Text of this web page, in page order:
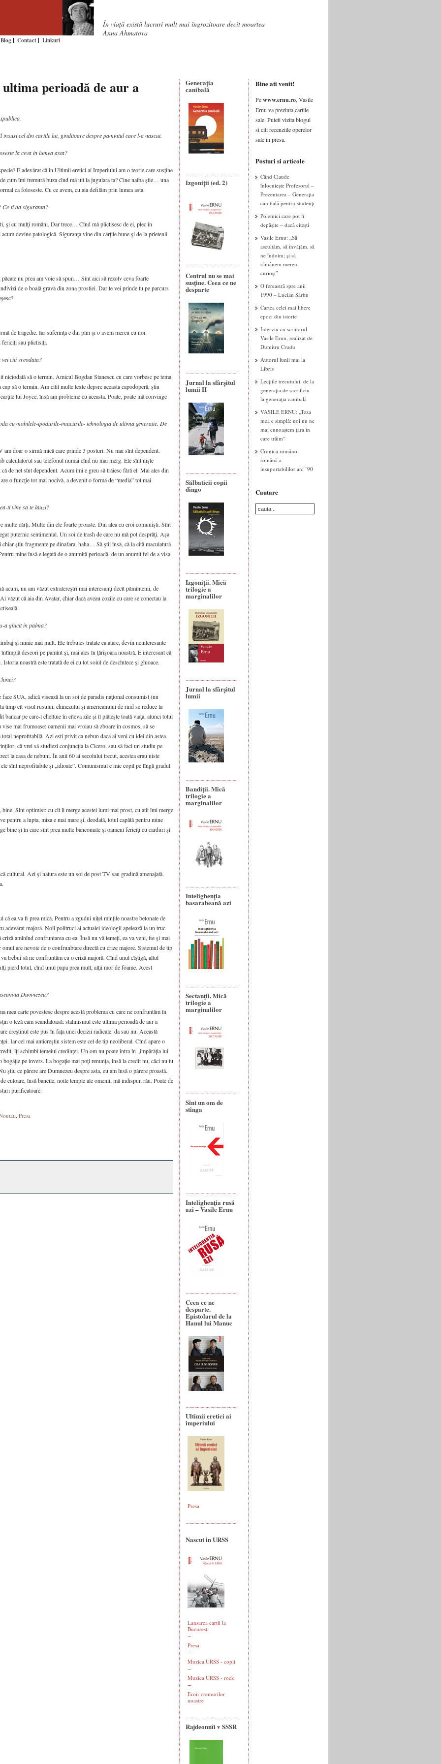
Blog Contact Linkuri
În viaţă există lucruri mult mai îngrozitoare decît moartea
Anna Ahmatova
perioadă de aur a
insusi cel din cartile lui, ginditoare despre pamintul care l-a nascut.
la ceva in lumea asta?
E adevărat că în Ultimii eretici ai Imperiului am o teorie care susţine
cum îmi tremură buza cînd mă uit la jugulara ta? Cine naiba ştie… una
ca foloseste. Cu ce avem, cu aia defilăm prin lumea asta.
Ce-ti da siguranta?
şi cu mulţi români. Dar trece… Cînd mă plictisesc de ei, plec în
devine patologică. Siguranţa vine din cărţile bune şi de la prietenii
nu prea am voie să spun… Sînt aici să rezolv ceva foarte
de o boală gravă din zona prostiei. Dar te vei prinde tu pe parcurs
de tragedie. Iar suferinţa e din plin şi o avem mereu cu noi.
fericiţi sau plictisiţi.
citi vreodata?
să o termin. Amicul Bogdan Stanescu cu care vorbesc pe tema
să o termin. Am citit multe texte depsre aceasta capodoperă, ştiu
lui Joyce, însă am probleme cu aceasta. Poate, poate mă convinge
cu mobilele-ipodurile-imacurile- tehnologia de ultima generatie. De
doar o sirmă mică care prinde 3 posturi. Nu mai sînt dependent.
calculatorul sau telefonul numai cînd nu mai merg. Ele sînt nişte
de net sînt dependent. Acum îmi e greu să trăiesc fără el. Mai ales din
o funcţie tot mai nocivă, a devenit o formă de “media” tot mai
ti vine sa te lauzi?
cărţi. Multe din ele foarte proaste. Din alea cu eroi comunişti. Sînt
puternic sentimental. Un soi de trash de care nu mă pot desprăţi. Aşa
ştiu fragmente pe dinafara, haha… Să ştii însă, că la cîtă maculatură
mine însă e legată de o anumită perioadă, de un anumit fel de a visa.
acum, nu am văzut extratereştri mai interesanţi decît pămîntenii, de
văzut că aia din Avatar, chiar dacă aveau cozile cu care se conectau la
a ghicit in palma?
şi nimic mai mult. Ele trebuies tratate ca atare, devin neinteresante
deseori pe pamînt şi, mai ales în ţărişoara noastră. E interesant că
noastră este tratată de ei cu tot soiul de descîntece şi ghioace.
SUA, adică visează la un soi de paradis naţional consumist (nu
timp cît visul rusului, chinezului şi americanului de rind se reduce la
bancar pe care-l cheltuie în cîteva zile şi îl plăteşte toată viaţa, atunci totul
mai frumoase: oamenii mai vroiau să zboare în cosmos, să se
neprofitabilă. Azi esti privit ca nebun dacă ai veni cu idei din astea.
că vrei să studiezi conjuncţia la Cicero, sau să faci un studiu pe
la casa de nebuni. În anii 60 ai secolului trecut, acestea erau niste
sînt neprofitabile şi „idioate”. Comunismul e mic copil pe lîngă gradul
Sînt optimist: cu cît îi merge acestei lumi mai prost, cu atît îmi merge
pentru a lupta, miza e mai mare şi, deodată, totul capătă pentru mine
bine şi în care sînt prea multe bancomate şi oameni fericiţi cu carduri şi
cultural. Azi şi natura este un soi de post TV sau gradină amenajată.
ea va fi prea mică. Pentru a zgudui niţel minţile noastre betonate de
adevărat majoră. Noii politruci ai actualei ideologii apelează la un truc
amînînd confruntarea cu ea. Însă nu vă temeţi, ea va veni, fie şi mai
are nevoie de o confrunbtare directă cu crize majore. Sistemul de tip
trebui să ne confruntăm cu o criză majoră. Cînd unul cîştigă, altul
pierd totul, cînd unul papa prea mult, alţii mor de foame. Acest
Dumnezeu?
mea carte povestesc despre acestă problema cu care ne confruntăm în
o teză cam scandaloasă: stalinismul este ultima perioadă de aur a
creştinul este pus în faţa unei decizii radicale: da sau nu. Această
Iar cel mai anticreştin sistem este cel de tip neoliberal. Cînd apare o
îţi schimbi temeiul credinţei. Un om nu poate intra în „împărăţia lui
pe invers. La bogaţie mai poţi renunţa, însă la credit nu, căci nu tu
ştiu ce părere are Dumnezeu despre asta, eu am însă o părere proastă.
culoare, însă bancile, noile temple ale omenii, mă indispun rău. Poate de
purificatoare.
, Presa
Generaţia
canibală
Izgoniții (ed. 2)
Centrul nu se mai
susține. Ceea ce ne
desparte
Jurnal la sfârșitul
lumii II
Sălbaticii copii
dingo
Izgoniții. Mică
trilogie a
marginalilor
Jurnal la sfârșitul
lumii
Bandiţii. Mică
trilogie a
marginalilor
Intelighenția
basarabeană azi
Sectanţii. Mică
trilogie a
marginalilor
Sînt un om de
stînga
Intelighenţia rusă
azi – Vasile Ernu
Ceea ce ne
desparte.
Epistolarul de la
Hanul lui Manuc
Ultimii eretici ai
imperiului
Presa
Nascut in URSS
Lansarea cartii la
Bucuresti
Presa
Muzica URSS - copii
Muzica URSS - rock
Eroii vremurilor
noastre
Rajdeonnîi v SSSR
Bine ati venit!
Pewww.ernu.ro, Vasile
Ernu va prezinta cartile
sale. Puteti vizita blogul
si citi recenziile operelor
sale in presa.
Posturi si articole
Când Claude
înlocuiește Profesorul –
Prezentarea – Generația
canibală pentru studenți
Polemici care pot fi
depășite – dacă citești
Vasile Ernu: „Să
ascultăm, să învățăm, să
ne îndoim; și să
rămânem mereu
curioși”
O fereastră spre anii
1990 – Lucian Sârbu
Cartea celei mai libere
epoci din istorie
Interviu cu scriitorul
Vasile Ernu, realizat de
Dumitru Crudu
Autorul lunii mai la
Libris
Lecțiile trecutului: de la
generația de sacrificiu
la generația canibală
VASILE ERNU: „Teza
mea e simplă: noi nu ne
mai cunoaștem țara în
care trăim“
Cronica româno-
română a
insuportabililor ani ’90
Cautare